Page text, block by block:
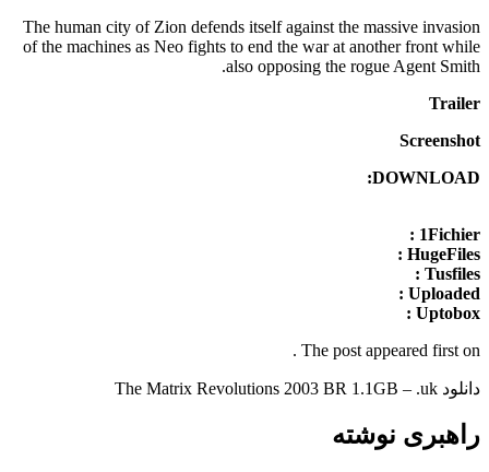
The human city of Zion defends itself against the massive invasion
of the machines as Neo fights to end the war at another front while
also opposing the rogue Agent Smith.
Trailer
Screenshot
DOWNLOAD:
1Fichier :
HugeFiles :
Tusfiles :
Uploaded :
Uptobox :
The post appeared first on
.
دانلود The Matrix Revolutions 2003 BR 1.1GB – .uk
راهبری نوشته